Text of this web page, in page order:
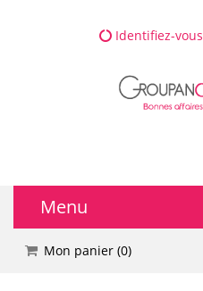
Identifiez-vous
Menu
🔥 DEALS
Mon panier (0)